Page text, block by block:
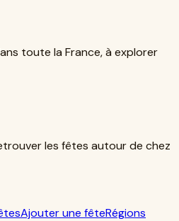
toute la France, à explorer
les fêtes autour de chez
Ajouter une fêteRégions